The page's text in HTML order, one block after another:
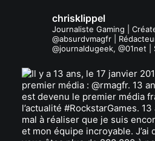
chrisklippel
Journaliste Gaming |
@absurdvmagfr |
@journaldugeek, @01net |